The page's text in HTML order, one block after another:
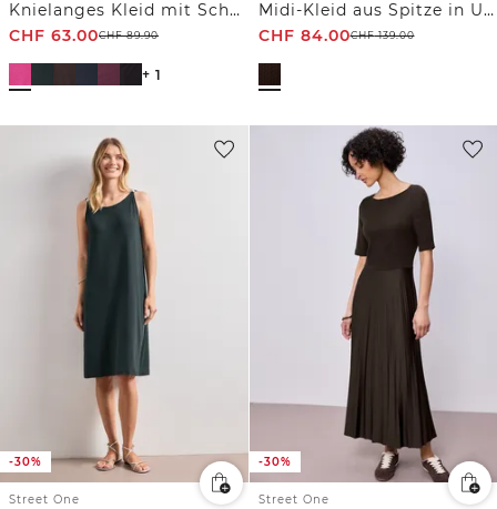
Knielanges Kleid mit Schnallendetail
CHF 63.00CHF89.90
+ 1
Midi-Kleid aus Spitze in Unifarbe
CHF 84.00CHF139.00
-30%
Street One
-30%
Street One